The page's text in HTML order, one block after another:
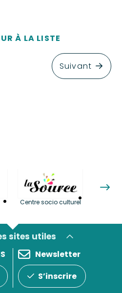
À LA LISTE
Suivant
Centre socio culturel
sites utiles
Newsletter
S’inscrire